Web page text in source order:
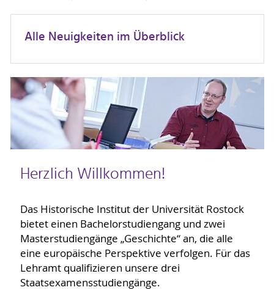
Alle Neuigkeiten im Überblick
Herzlich Willkommen!
Das Historische Institut der Universität Rostock
bietet einen Bachelorstudiengang und zwei
Masterstudiengänge „Geschichte“ an, die alle
eine europäische Perspektive verfolgen. Für das
Lehramt qualifizieren unsere drei
Staatsexamensstudiengänge.